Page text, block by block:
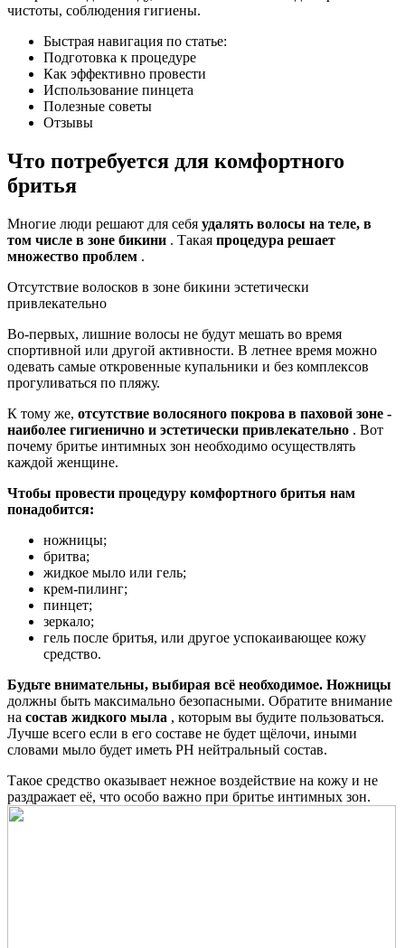
чистоты, соблюдения гигиены.
Быстрая навигация по статье:
Подготовка к процедуре
Как эффективно провести
Использование пинцета
Полезные советы
Отзывы
Что потребуется для комфортного
бритья
Многие люди решают для себя удалять волосы на теле, в
том числе в зоне бикини . Такая процедура решает
множество проблем .
Отсутствие волосков в зоне бикини эстетически
привлекательно
Во-первых, лишние волосы не будут мешать во время
спортивной или другой активности. В летнее время можно
одевать самые откровенные купальники и без комплексов
прогуливаться по пляжу.
К тому же, отсутствие волосяного покрова в паховой зоне -
наиболее гигиенично и эстетически привлекательно . Вот
почему бритье интимных зон необходимо осуществлять
каждой женщине.
Чтобы провести процедуру комфортного бритья нам
понадобится:
ножницы;
бритва;
жидкое мыло или гель;
крем-пилинг;
пинцет;
зеркало;
гель после бритья, или другое успокаивающее кожу
средство.
Будьте внимательны, выбирая всё необходимое. Ножницы
должны быть максимально безопасными. Обратите внимание
на состав жидкого мыла , которым вы будите пользоваться.
Лучше всего если в его составе не будет щёлочи, иными
словами мыло будет иметь PH нейтральный состав.
Такое средство оказывает нежное воздействие на кожу и не
раздражает её, что особо важно при бритье интимных зон.